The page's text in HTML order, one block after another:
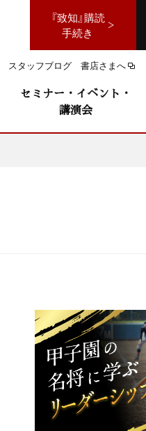
『致知』購読
手続き
スタッフブログ 書店さまへ
セミナー・イベント・
講演会